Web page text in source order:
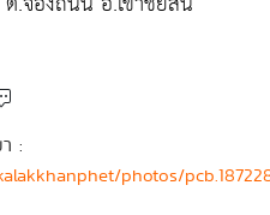
:
photos/